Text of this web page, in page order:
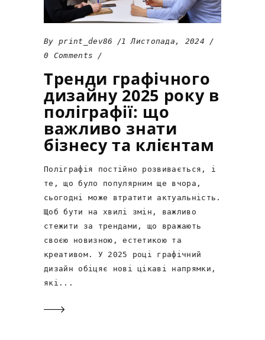
By print_dev86
1 Листопада, 2024
0 Comments
Тренди графічного
дизайну 2025 року в
поліграфії: що
важливо знати
бізнесу та клієнтам
Поліграфія постійно розвивається, і
те, що було популярним ще вчора,
сьогодні може втратити актуальність.
Щоб бути на хвилі змін, важливо
стежити за трендами, що вражають
своєю новизною, естетикою та
креативом. У 2025 році графічний
дизайн обіцяє нові цікаві напрямки,
які